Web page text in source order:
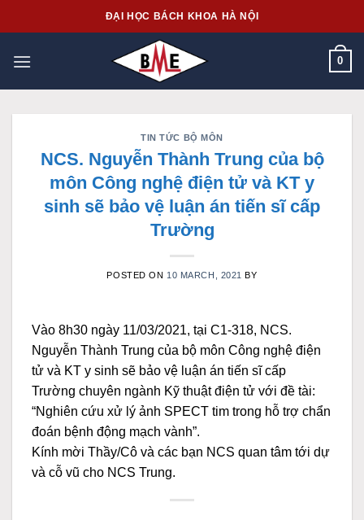
to
ĐẠI HỌC BÁCH KHOA HÀ NỘI
0
TIN TỨC BỘ MÔN
NCS. Nguyễn Thành Trung của bộ
môn Công nghệ điện tử và KT y
sinh sẽ bảo vệ luận án tiến sĩ cấp
Trường
POSTED ON 10 MARCH, 2021 BY
Vào 8h30 ngày 11/03/2021, tại C1-318, NCS.
Nguyễn Thành Trung của bộ môn Công nghệ điện
tử và KT y sinh sẽ bảo vệ luận án tiến sĩ cấp
Trường chuyên ngành Kỹ thuật điện tử với đề tài:
“Nghiên cứu xử lý ảnh SPECT tim trong hỗ trợ chẩn
đoán bệnh động mạch vành”.
Kính mời Thầy/Cô và các bạn NCS quan tâm tới dự
và cỗ vũ cho NCS Trung.